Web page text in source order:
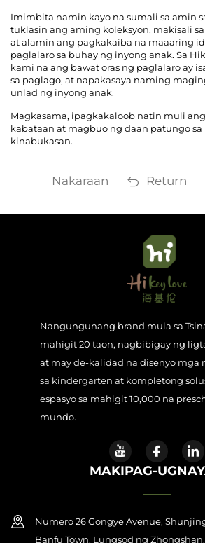
Imimbita namin kayo na sumali sa amin
tuklasin ang aming koleksyon, makisali
at alamin ang pagkakaiba na maaaring
paglalaro sa buhay ng inyong anak. Sa
kami na ang bawat oras ng paglalaro ay
sa paglago, at napakasaya naming
unlad ng inyong anak.
Magkasama, ipagkakaloob natin muli
kabataan at magbuo ng daan patungo
kinabukasan.
Nakaraan Return
Nangungunang brand mula sa
mahigit 20 taon, nagbibigay ng
at may de-kalidad na disenyo mga
sa kindergarten at kompletong
espasyo sa mahigit 10,000 na
mundo.
MAKIPAG-
Numero 26 Gongye Avenue,
Banfu Town, Lungsod ng